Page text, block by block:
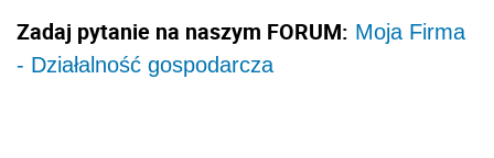
Zadaj pytanie na naszym FORUM: Moja Firma
- Działalność gospodarcza